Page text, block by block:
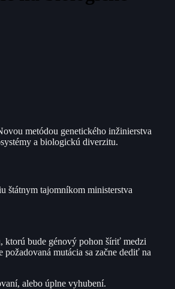
metódou genetického inžinierstva
a biologickú diverzitu.
štátnym tajomníkom ministerstva
ktorú bude génový pohon šíriť medzi
mutácia sa začne dediť na
alebo úplne vyhubení.